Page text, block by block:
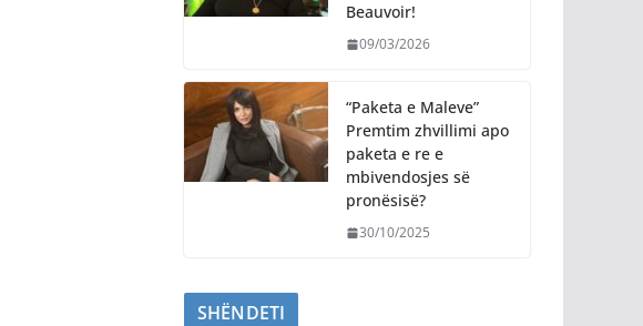
Beauvoir!
09/03/2026
“Paketa e Maleve”
Premtim zhvillimi apo
paketa e re e
mbivendosjes së
pronësisë?
30/10/2025
SHËNDETI